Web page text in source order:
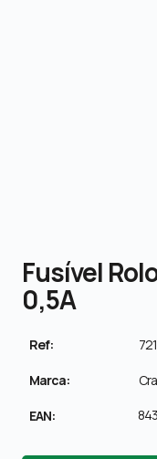
Fusível
0,5A
Ref:
Marca:
EAN: